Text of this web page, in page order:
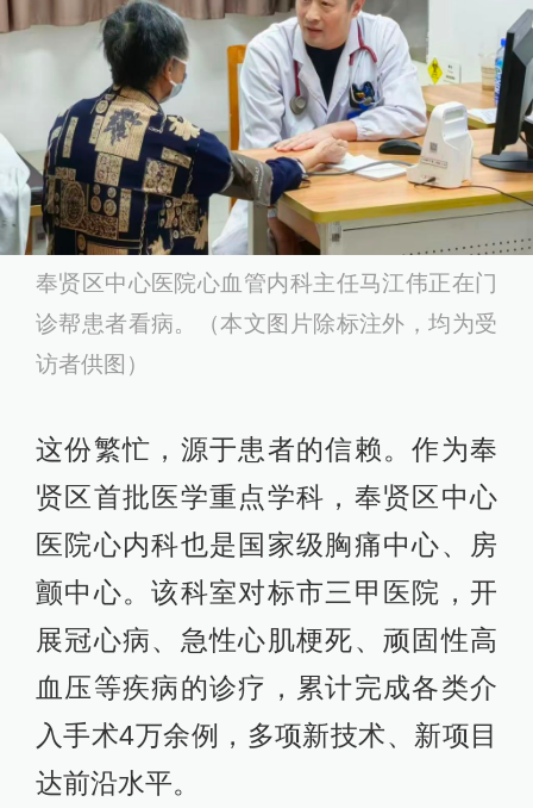
奉贤区中心医院心血管内科主任马江伟正在门
诊帮患者看病。（本文图片除标注外，均为受
访者供图）
这份繁忙，源于患者的信赖。作为奉
贤区首批医学重点学科，奉贤区中心
医院心内科也是国家级胸痛中心、房
颤中心。该科室对标市三甲医院，开
展冠心病、急性心肌梗死、顽固性高
血压等疾病的诊疗，累计完成各类介
入手术4万余例，多项新技术、新项目
达前沿水平。